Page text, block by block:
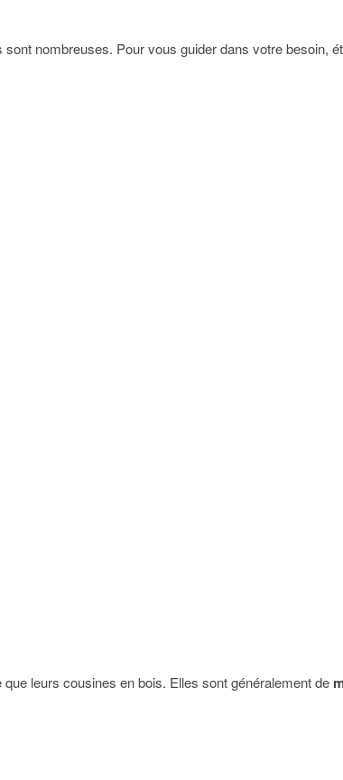
sont nombreuses. Pour vous guider dans votre besoin,
leurs cousines en bois. Elles sont généralement de